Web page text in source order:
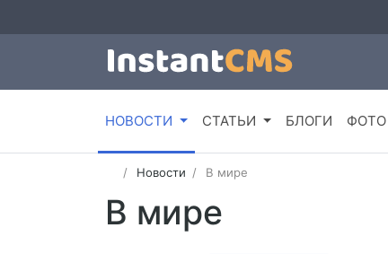
НОВОСТИ СТАТЬИ БЛОГИ ФОТО
Новости В мире
В мире